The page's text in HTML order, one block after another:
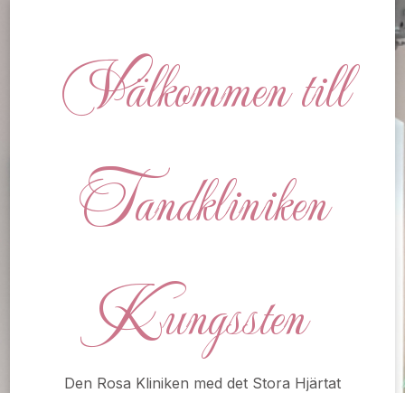
Välkommen till
Tandkliniken
Kungssten
Den Rosa Kliniken med det Stora Hjärtat